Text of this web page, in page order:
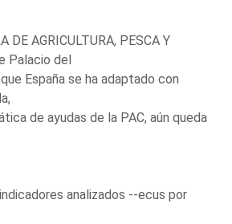
DE AGRICULTURA, PESCA Y
Palacio del
España se ha adaptado con
de ayudas de la PAC, aún queda
analizados --ecus por